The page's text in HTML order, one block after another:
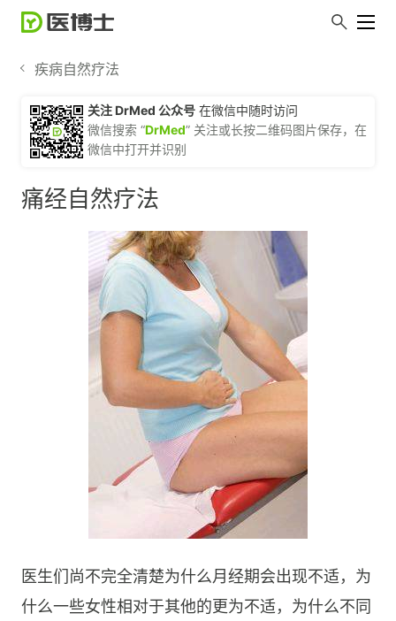
疾病自然疗法
关注 DrMed 公众号 在微信中随时访问
微信搜索 “DrMed” 关注或长按二维码图片保存，在
微信中打开并识别
痛经自然疗法
医生们尚不完全清楚为什么月经期会出现不适，为
什么一些女性相对于其他的更为不适，为什么不同